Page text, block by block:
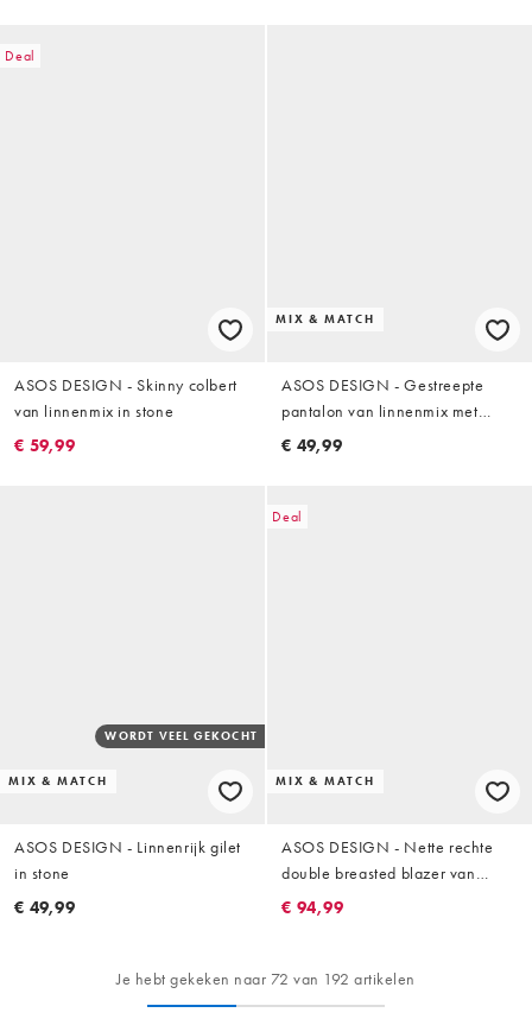
Deal
ASOS DESIGN - Skinny colbert
van linnenmix in stone
€ 59,99
MIX & MATCH
ASOS DESIGN - Gestreepte
pantalon van linnenmix met
wijde pijpen en elastische taille
€ 49,99
MIX & MATCH
WORDT VEEL GEKOCHT
ASOS DESIGN - Linnenrijk gilet
in stone
€ 49,99
Deal
MIX & MATCH
ASOS DESIGN - Nette rechte
double breasted blazer van
linnenrijke stof in kaki
€ 94,99
Je hebt gekeken naar 72 van 192 artikelen